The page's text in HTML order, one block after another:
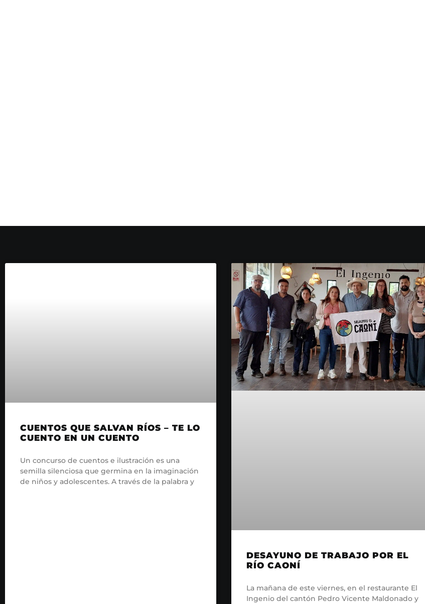
CUENTOS QUE SALVAN RÍOS – TE LO
CUENTO EN UN CUENTO
Un concurso de cuentos e ilustración es una
semilla silenciosa que germina en la imaginación
de niños y adolescentes. A través de la palabra y
DESAYUNO DE TRABAJO POR EL
RÍO CAONÍ
La mañana de este viernes, en el restaurante El
Ingenio del cantón Pedro Vicente Maldonado y